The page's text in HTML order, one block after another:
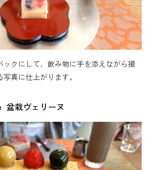
ックにして、飲み物に手を添えながら撮
真に仕上がります。
盆栽ヴェリーヌ